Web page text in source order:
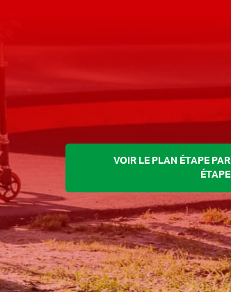
VOIR LE PLAN ÉTAPE PAR
ÉTAPE